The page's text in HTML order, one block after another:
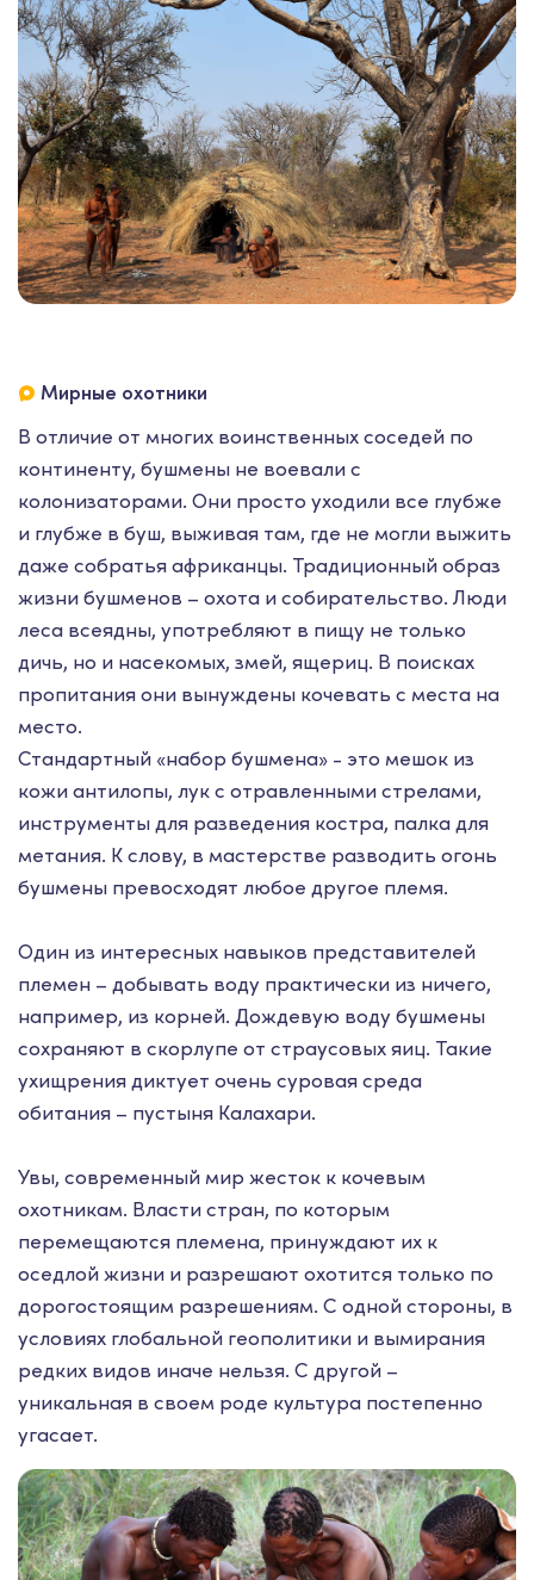
Мирные охотники
В отличие от многих воинственных соседей по
континенту, бушмены не воевали с
колонизаторами. Они просто уходили все глубже
и глубже в буш, выживая там, где не могли выжить
даже собратья африканцы. Традиционный образ
жизни бушменов – охота и собирательство. Люди
леса всеядны, употребляют в пищу не только
дичь, но и насекомых, змей, ящериц. В поисках
пропитания они вынуждены кочевать с места на
место.
Стандартный «набор бушмена» - это мешок из
кожи антилопы, лук с отравленными стрелами,
инструменты для разведения костра, палка для
метания. К слову, в мастерстве разводить огонь
бушмены превосходят любое другое племя.
Один из интересных навыков представителей
племен – добывать воду практически из ничего,
например, из корней. Дождевую воду бушмены
сохраняют в скорлупе от страусовых яиц. Такие
ухищрения диктует очень суровая среда
обитания – пустыня Калахари.
Увы, современный мир жесток к кочевым
охотникам. Власти стран, по которым
перемещаются племена, принуждают их к
оседлой жизни и разрешают охотится только по
дорогостоящим разрешениям. С одной стороны, в
условиях глобальной геополитики и вымирания
редких видов иначе нельзя. С другой –
уникальная в своем роде культура постепенно
угасает.